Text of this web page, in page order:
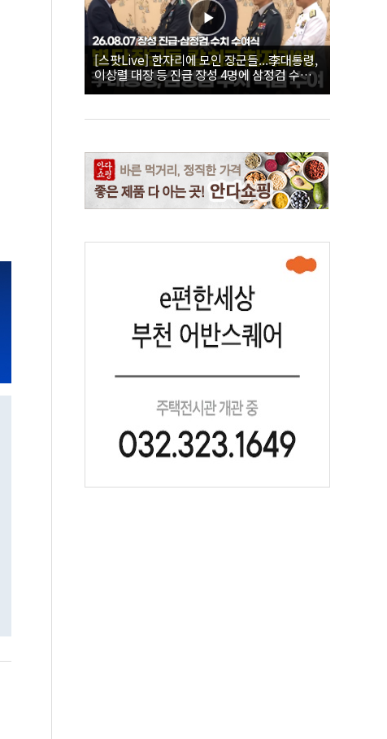
[스팟Live] 한자리에 모인 장군들...李대통령,
이상렬 대장 등 진급 장성 4명에 삼정검 수치
직접 수여｜26.08.07 장성 진급·삼정검 수치